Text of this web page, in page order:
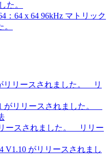
た。
：64 x 64 96kHz マトリック
リリースされました。
リ
がリリースされました。
ースされました。
リリー
V1.10 がリリースされまし